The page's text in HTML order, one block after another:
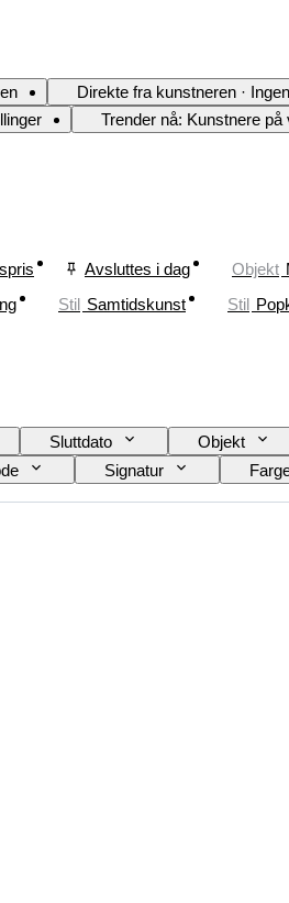
Direkte fra kunstneren ·
Trender nå: Kunstnere på
Avsluttes i dag Objekt
Stil Samtidskunst Stil
Sluttdato Objekt
Signatur